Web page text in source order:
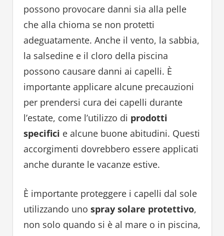
possono provocare danni sia alla pelle
che alla chioma se non protetti
adeguatamente. Anche il vento, la sabbia,
la salsedine e il cloro della piscina
possono causare danni ai capelli. È
importante applicare alcune precauzioni
per prendersi cura dei capelli durante
l’estate, come l’utilizzo di prodotti
specifici e alcune buone abitudini. Questi
accorgimenti dovrebbero essere applicati
anche durante le vacanze estive.
È importante proteggere i capelli dal sole
utilizzando uno spray solare protettivo,
non solo quando si è al mare o in piscina,